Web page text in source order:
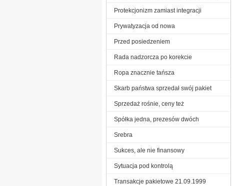
Protekcjonizm zamiast integracji
Prywatyzacja od nowa
Przed posiedzeniem
Rada nadzorcza po korekcie
Ropa znacznie tańsza
Skarb państwa sprzedał swój pakiet
Sprzedaż rośnie, ceny też
Spółka jedna, prezesów dwóch
Srebra
Sukces, ale nie finansowy
Sytuacja pod kontrolą
Transakcje pakietowe 21.09.1999